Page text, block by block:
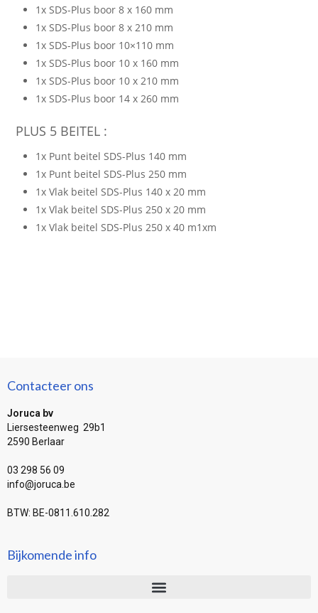
1x SDS-Plus boor 8 x 160 mm
1x SDS-Plus boor 8 x 210 mm
1x SDS-Plus boor 10×110 mm
1x SDS-Plus boor 10 x 160 mm
1x SDS-Plus boor 10 x 210 mm
1x SDS-Plus boor 14 x 260 mm
PLUS 5 BEITEL :
1x Punt beitel SDS-Plus 140 mm
1x Punt beitel SDS-Plus 250 mm
1x Vlak beitel SDS-Plus 140 x 20 mm
1x Vlak beitel SDS-Plus 250 x 20 mm
1x Vlak beitel SDS-Plus 250 x 40 m1xm
Contacteer ons
Joruca bv
Liersesteenweg 29b1
2590 Berlaar
03 298 56 09
info@joruca.be
BTW: BE-0811.610.282
Bijkomende info